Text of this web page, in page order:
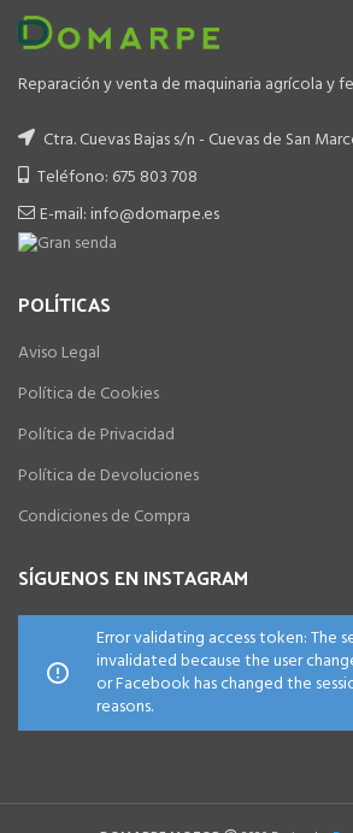
Reparación y venta de maquinaria agrícola y
Ctra. Cuevas Bajas s/n - Cuevas de San
Teléfono: 675 803 708
E-mail: info@domarpe.es
POLÍTICAS
Aviso Legal
Política de Cookies
Política de Privacidad
Política de Devoluciones
Condiciones de Compra
SÍGUENOS EN INSTAGRAM
Error validating access token: The
invalidated because the user
or Facebook has changed the
reasons.